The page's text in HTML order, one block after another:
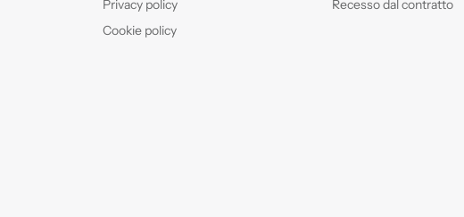
Privacy policy
Cookie policy
Recesso dal contratto